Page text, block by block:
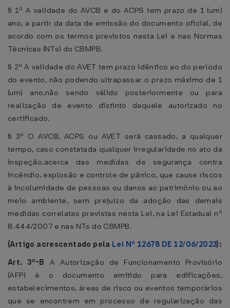
§ 1º A validade do AVCB e do ACPS tem prazo de 1 (um)
ano, a partir da data de emissão do documento oficial, de
acordo com os termos previstos nesta Lei e nas Normas
Técnicas (NTs) do CBMPB.
§ 2º A validade do AVET tem prazo idêntico ao do período
do evento, não podendo ultrapassar o prazo máximo de 1
(um) ano,não sendo válido posteriormente ou para
realização de evento distinto daquele autorizado no
certificado.
§ 3º O AVCB, ACPS ou AVET será cassado, a qualquer
tempo, caso constatada qualquer irregularidade no ato da
inspeção,acerca das medidas de segurança contra
incêndio, explosão e controle de pânico, que cause riscos
à incolumidade de pessoas ou danos ao patrimônio ou ao
meio ambiente, sem prejuízo da adoção das demais
medidas correlatas previstas nesta Lei, na Lei Estadual nº
8.444/2007 e nas NTs do CBMPB.
(Artigo acrescentado pela Lei Nº 12678 DE 12/06/2023):
Art. 3º-B A Autorização de Funcionamento Provisório
(AFP) é o documento emitido para edificações,
estabelecimentos, áreas de risco ou eventos temporários
que se encontrem em processo de regularização das